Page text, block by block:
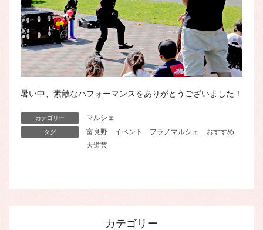
暑い中、素敵なパフォーマンスをありがとうございました！
カテゴリー マルシェ
タグ 富良野 イベント フラノマルシェ
おすすめ
大道芸
カテゴリー